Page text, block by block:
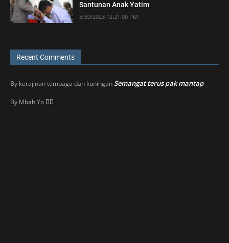
Santunan Anak Yatim
5/30/2023 12:21:00 PM
Recent Comments
By kerajinan tembaga dan kuninganSemangat terus pak mantap
By Mbah Yo 👍🏼